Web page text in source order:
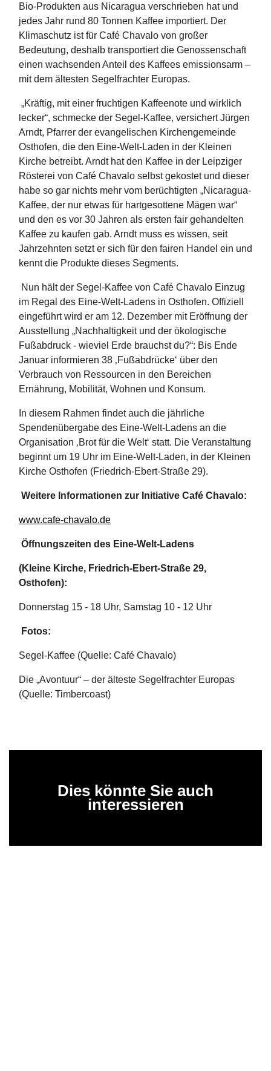
Bio-Produkten aus Nicaragua verschrieben hat und
jedes Jahr rund 80 Tonnen Kaffee importiert. Der
Klimaschutz ist für Café Chavalo von großer
Bedeutung, deshalb transportiert die Genossenschaft
einen wachsenden Anteil des Kaffees emissionsarm –
mit dem ältesten Segelfrachter Europas.
„Kräftig, mit einer fruchtigen Kaffeenote und wirklich
lecker“, schmecke der Segel-Kaffee, versichert Jürgen
Arndt, Pfarrer der evangelischen Kirchengemeinde
Osthofen, die den Eine-Welt-Laden in der Kleinen
Kirche betreibt. Arndt hat den Kaffee in der Leipziger
Rösterei von Café Chavalo selbst gekostet und dieser
habe so gar nichts mehr vom berüchtigten „Nicaragua-
Kaffee, der nur etwas für hartgesottene Mägen war“
und den es vor 30 Jahren als ersten fair gehandelten
Kaffee zu kaufen gab. Arndt muss es wissen, seit
Jahrzehnten setzt er sich für den fairen Handel ein und
kennt die Produkte dieses Segments.
Nun hält der Segel-Kaffee von Café Chavalo Einzug
im Regal des Eine-Welt-Ladens in Osthofen. Offiziell
eingeführt wird er am 12. Dezember mit Eröffnung der
Ausstellung „Nachhaltigkeit und der ökologische
Fußabdruck - wieviel Erde brauchst du?“: Bis Ende
Januar informieren 38 ‚Fußabdrücke‘ über den
Verbrauch von Ressourcen in den Bereichen
Ernährung, Mobilität, Wohnen und Konsum.
In diesem Rahmen findet auch die jährliche
Spendenübergabe des Eine-Welt-Ladens an die
Organisation ‚Brot für die Welt‘ statt. Die Veranstaltung
beginnt um 19 Uhr im Eine-Welt-Laden, in der Kleinen
Kirche Osthofen (Friedrich-Ebert-Straße 29).
Weitere Informationen zur Initiative Café Chavalo:
www.cafe-chavalo.de
Öffnungszeiten des Eine-Welt-Ladens
(Kleine Kirche, Friedrich-Ebert-Straße 29,
Osthofen):
Donnerstag 15 - 18 Uhr, Samstag 10 - 12 Uhr
Fotos:
Segel-Kaffee (Quelle: Café Chavalo)
Die „Avontuur“ – der älteste Segelfrachter Europas
(Quelle: Timbercoast)
Dies könnte Sie auch
interessieren